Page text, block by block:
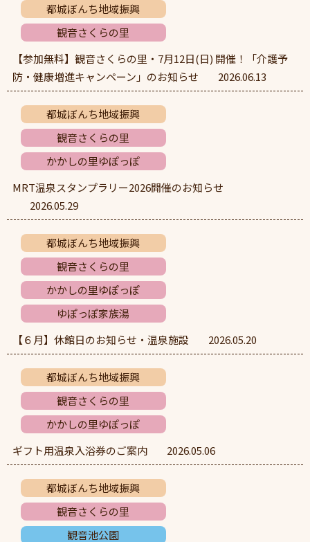
都城ぼんち地域振興
観音さくらの里
【参加無料】観音さくらの里・7月12日(日) 開催！「介護予
防・健康増進キャンペーン」のお知らせ
2026.06.13
都城ぼんち地域振興
観音さくらの里
かかしの里ゆぽっぽ
MRT温泉スタンプラリー2026開催のお知らせ
2026.05.29
都城ぼんち地域振興
観音さくらの里
かかしの里ゆぽっぽ
ゆぽっぽ家族湯
【６月】休館日のお知らせ・温泉施設
2026.05.20
都城ぼんち地域振興
観音さくらの里
かかしの里ゆぽっぽ
ギフト用温泉入浴券のご案内
2026.05.06
都城ぼんち地域振興
観音さくらの里
観音池公園